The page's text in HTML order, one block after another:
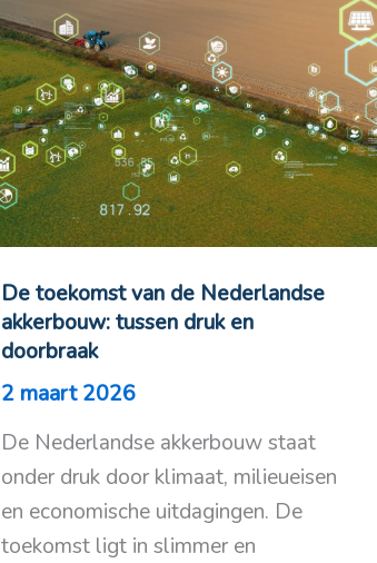
De toekomst van de Nederlandse
akkerbouw: tussen druk en
doorbraak
2 maart 2026
De Nederlandse akkerbouw staat
onder druk door klimaat, milieueisen
en economische uitdagingen. De
toekomst ligt in slimmer en